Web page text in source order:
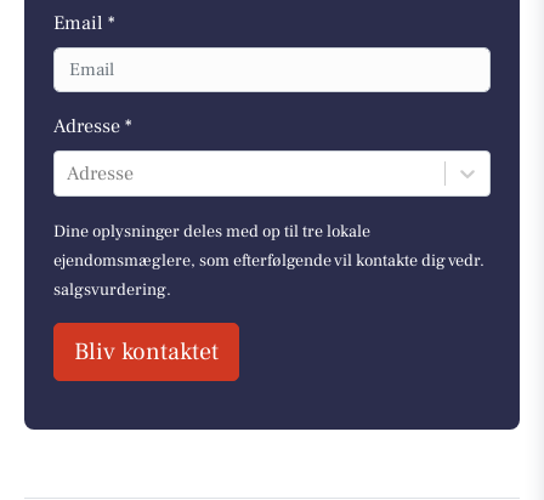
Email *
Adresse *
Adresse
Dine oplysninger deles med op til tre lokale
ejendomsmæglere, som efterfølgende vil kontakte dig vedr.
salgsvurdering.
Bliv kontaktet